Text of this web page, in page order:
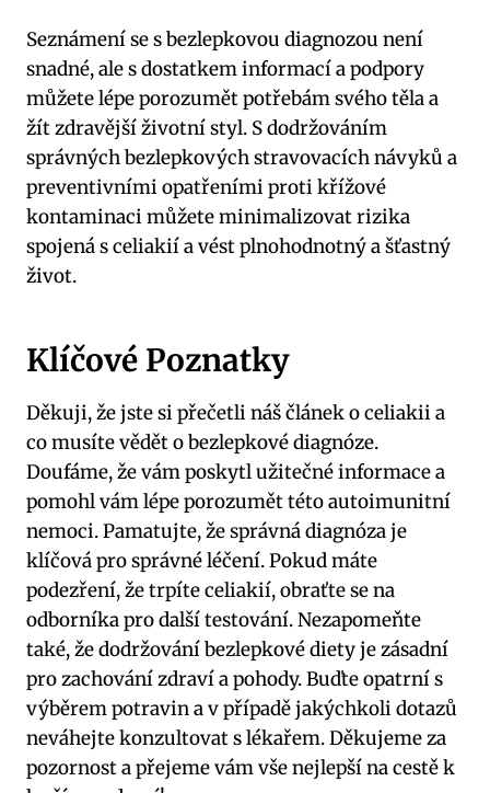
Seznámení ‌se s bezlepkovou diagnozou není
snadné, ale s dostatkem⁢ informací a podpory
⁤můžete lépe porozumět potřebám svého těla a
žít zdravější životní styl. S dodržováním
správných bezlepkových stravovacích návyků a
preventivními ⁢opatřeními proti křížové​
kontaminaci můžete‌ minimalizovat rizika
spojená s celiakií a‌ vést​ plnohodnotný a ⁤šťastný
život.
Klíčové Poznatky
Děkuji,⁤ že jste si přečetli náš článek ‍o celiakii a
co musíte vědět⁤ o bezlepkové diagnóze.⁣
Doufáme, že vám poskytl ⁤užitečné informace a
pomohl vám lépe porozumět této autoimunitní
‌nemoci. Pamatujte, že správná diagnóza je
klíčová ⁤pro správné léčení. Pokud máte
podezření, ‍že trpíte celiakií, obraťte se na
odborníka pro ‍další testování.⁢ Nezapomeňte
také, ⁢že dodržování bezlepkové diety je zásadní
pro zachování zdraví a pohody. Buďte opatrní ⁤s
výběrem potravin ⁤a⁣ v případě jakýchkoli⁢ dotazů
neváhejte konzultovat s lékařem. Děkujeme za
⁣pozornost a přejeme vám⁤ vše nejlepší na ⁣cestě k